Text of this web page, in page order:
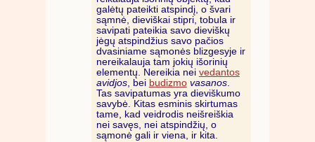
galėtų pateikti atspindį, o švari
sąmnė, dieviškai stipri, tobula ir
savipati pateikia savo dieviškų
jėgų atspindžius savo pačios
dvasiniame sąmonės blizgesyje ir
nereikalauja tam jokių išorinių
elementų. Nereikia nei vedantos
avidjos, bei budizmo vasanos.
Tas savipatumas yra dieviškumo
savybė. Kitas esminis skirtumas
tame, kad veidrodis neišreiškia
nei savęs, nei atspindžių, o
sąmonė gali ir viena, ir kita.